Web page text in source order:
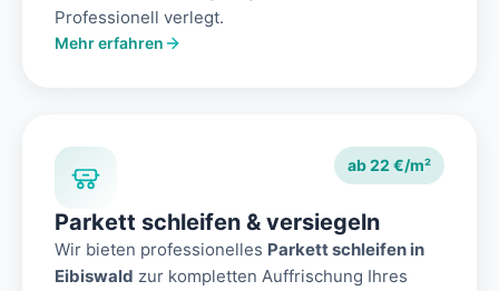
Professionell verlegt.
Mehr erfahren
ab 22 €/m²
Parkett schleifen & versiegeln
Wir bieten professionelles Parkett schleifen in
Eibiswald zur kompletten Auffrischung Ihres